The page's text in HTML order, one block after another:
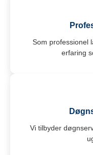
Som professionel
erfaring
Vi tilbyder